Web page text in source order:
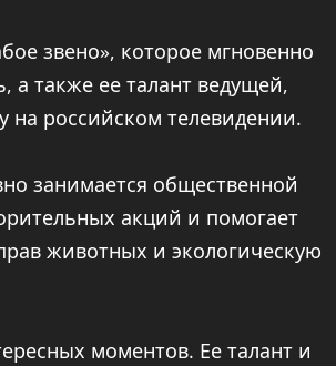
звено», которое мгновенно
а также ее талант ведущей,
российском телевидении.
занимается общественной
акций и помогает
животных и экологическую
моментов. Ее талант и